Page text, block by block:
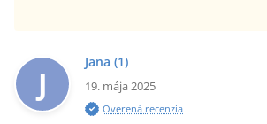
J
Jana (1)
19. mája 2025
Overená recenzia